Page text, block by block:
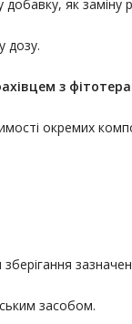
як
дозу.
з
окремих
засобом.